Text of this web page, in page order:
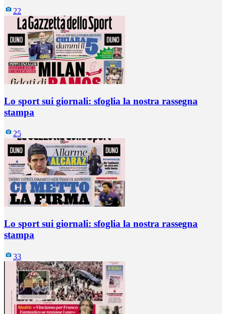
22
Lo sport sui giornali: sfoglia la nostra rassegna
stampa
25
Lo sport sui giornali: sfoglia la nostra rassegna
stampa
33